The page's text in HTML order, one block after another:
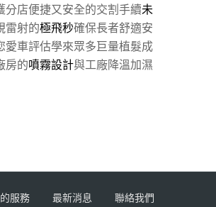
店便捷又安全的交割手續未
雷射的極飛秒確保長者舒適安
愛車評估學來眾多巨量植髮成
房的噴霧設計與工廠降溫加濕
服務 最新消息 聯絡我們